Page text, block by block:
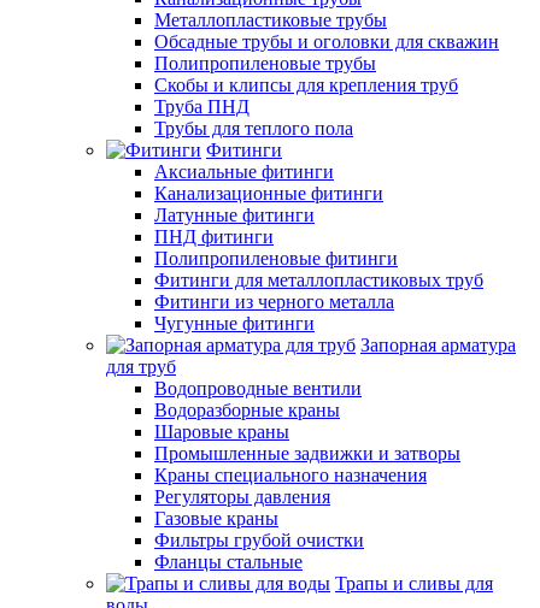
Металлопластиковые трубы
Обсадные трубы и оголовки для скважин
Полипропиленовые трубы
Скобы и клипсы для крепления труб
Труба ПНД
Трубы для теплого пола
Фитинги
Аксиальные фитинги
Канализационные фитинги
Латунные фитинги
ПНД фитинги
Полипропиленовые фитинги
Фитинги для металлопластиковых труб
Фитинги из черного металла
Чугунные фитинги
Запорная арматура
для труб
Водопроводные вентили
Водоразборные краны
Шаровые краны
Промышленные задвижки и затворы
Краны специального назначения
Регуляторы давления
Газовые краны
Фильтры грубой очистки
Фланцы стальные
Трапы и сливы для